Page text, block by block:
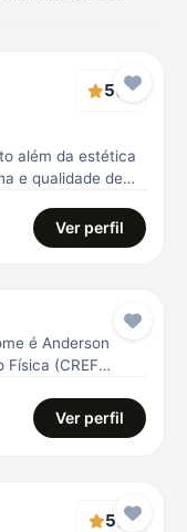
5(2)
além da estética
e qualidade de
Ver perfil
é Anderson
Física (CREF
Ver perfil
5(1)